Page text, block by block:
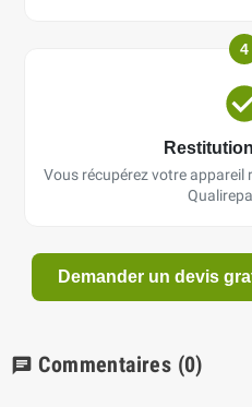
4
Vous récupérez votre appareil
Demander un devis
chat Commentaires (0)